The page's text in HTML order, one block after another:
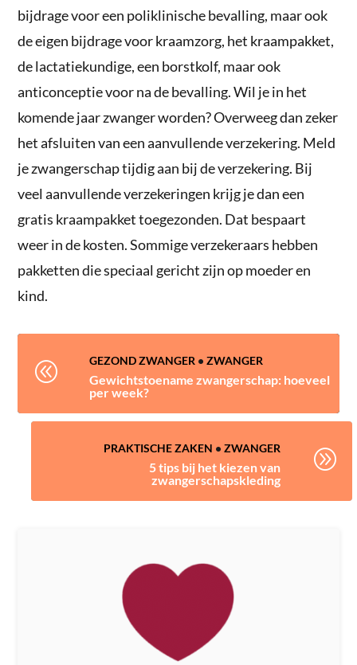
bijdrage voor een poliklinische bevalling, maar ook
de eigen bijdrage voor kraamzorg, het kraampakket,
de lactatiekundige, een borstkolf, maar ook
anticonceptie voor na de bevalling. Wil je in het
komende jaar zwanger worden? Overweeg dan zeker
het afsluiten van een aanvullende verzekering. Meld
je zwangerschap tijdig aan bij de verzekering. Bij
veel aanvullende verzekeringen krijg je dan een
gratis kraampakket toegezonden. Dat bespaart
weer in de kosten. Sommige verzekeraars hebben
pakketten die speciaal gericht zijn op moeder en
kind.
@ GEZOND ZWANGER •ZWANGER
Gewichtstoename zwangerschap: hoeveel
per week?
PRAKTISCHE ZAKEN • ZWANGER
5 tips bij het kiezen van
zwangerschapskleding
A